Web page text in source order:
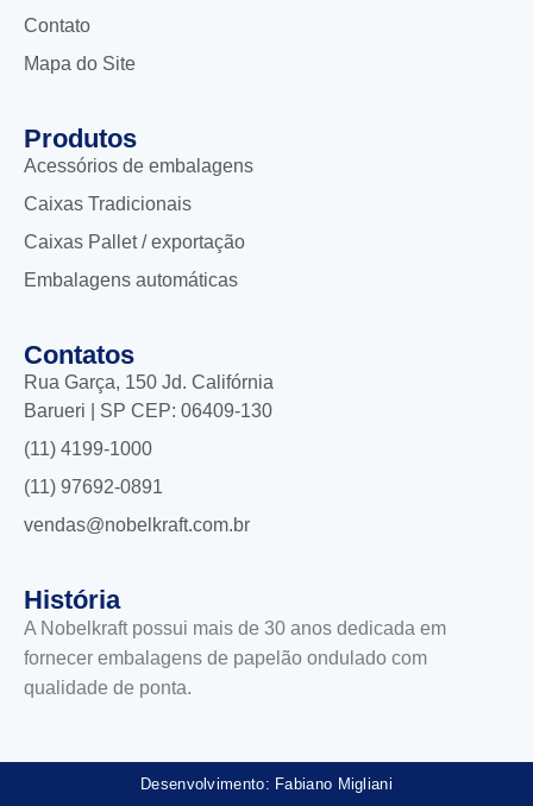
Contato
Mapa do Site
Produtos
Acessórios de embalagens
Caixas Tradicionais
Caixas Pallet / exportação
Embalagens automáticas
Contatos
Rua Garça, 150 Jd. Califórnia
Barueri | SP CEP: 06409-130
(11) 4199-1000
(11) 97692-0891
vendas@nobelkraft.com.br
História
A Nobelkraft possui mais de 30 anos dedicada em
fornecer embalagens de papelão ondulado com
qualidade de ponta.
Desenvolvimento: Fabiano Migliani